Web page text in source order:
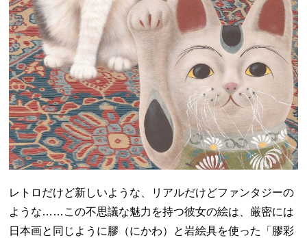
レトロだけど新しいような、リアルだけどファンタジーの
ような……この不思議な魅力を持つ彼女の絵は、厳密には
日本画と同じように膠（にかわ）と岩絵具を使った「膠彩